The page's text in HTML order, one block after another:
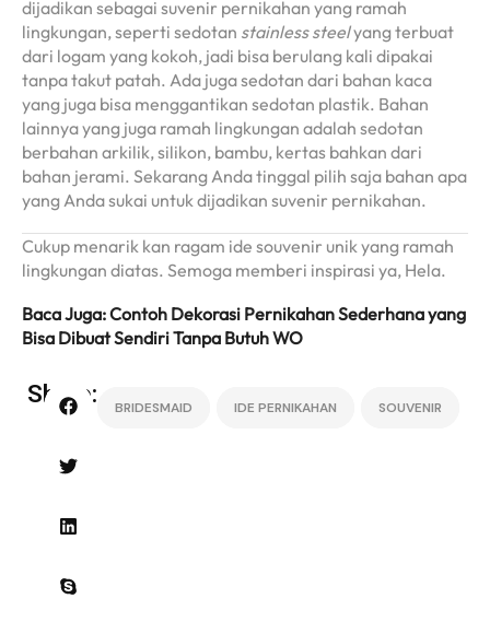
dijadikan sebagai suvenir pernikahan yang ramah
lingkungan, seperti sedotan stainless steelyang terbuat
dari logam yang kokoh, jadi bisa berulang kali dipakai
tanpa takut patah. Ada juga sedotan dari bahan kaca
yang juga bisa menggantikan sedotan plastik. Bahan
lainnya yang juga ramah lingkungan adalah sedotan
berbahan arkilik, silikon, bambu, kertas bahkan dari
bahan jerami. Sekarang Anda tinggal pilih saja bahan apa
yang Anda sukai untuk dijadikan suvenir pernikahan.
Cukup menarik kan ragam ide souvenir unik yang ramah
lingkungan diatas. Semoga memberi inspirasi ya, Hela.
Baca Juga: Contoh Dekorasi Pernikahan Sederhana yang
Bisa Dibuat Sendiri Tanpa Butuh WO
Share: BRIDESMAID IDE PERNIKAHAN SOUVENIR